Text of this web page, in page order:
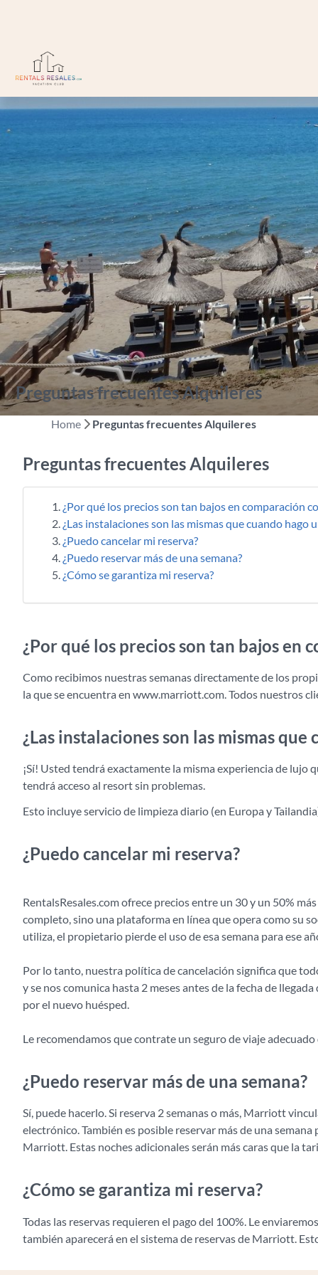
Preguntas frecuentes Alquileres
Home Preguntas frecuentes Alquileres
Preguntas frecuentes Alquileres
¿Por qué los precios son tan bajos en comparación
¿Las instalaciones son las mismas que cuando
¿Puedo cancelar mi reserva?
¿Puedo reservar más de una semana?
¿Cómo se garantiza mi reserva?
¿Por qué los precios son tan bajos en
Como recibimos nuestras semanas directamente de los
la que se encuentra en www.marriott.com. Todos nuestros
¿Las instalaciones son las mismas
¡Sí! Usted tendrá exactamente la misma experiencia de
tendrá acceso al resort sin problemas.
Esto incluye servicio de limpieza diario (en Europa y
¿Puedo cancelar mi reserva?
RentalsResales.com ofrece precios entre un 30 y un 50%
completo, sino una plataforma en línea que opera como su
utiliza, el propietario pierde el uso de esa semana para ese
Por lo tanto, nuestra política de cancelación significa que
y se nos comunica hasta 2 meses antes de la fecha de
por el nuevo huésped.
Le recomendamos que contrate un seguro de viaje
¿Puedo reservar más de una semana?
Sí, puede hacerlo. Si reserva 2 semanas o más, Marriott
electrónico. También es posible reservar más de una
Marriott. Estas noches adicionales serán más caras que la
¿Cómo se garantiza mi reserva?
Todas las reservas requieren el pago del 100%. Le
también aparecerá en el sistema de reservas de Marriott.